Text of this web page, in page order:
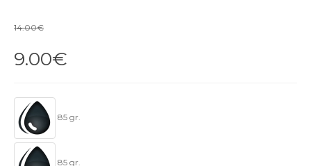
14.00€
9.00€
85 gr.
85 gr.